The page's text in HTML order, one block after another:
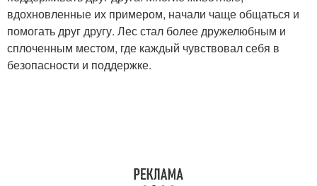
вдохновленные их примером, начали чаще общаться и
помогать друг другу. Лес стал более дружелюбным и
сплоченным местом, где каждый чувствовал себя в
безопасности и поддержке.